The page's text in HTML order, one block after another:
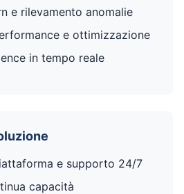
e rilevamento anomalie
e ottimizzazione
in tempo reale
e supporto 24/7
capacità